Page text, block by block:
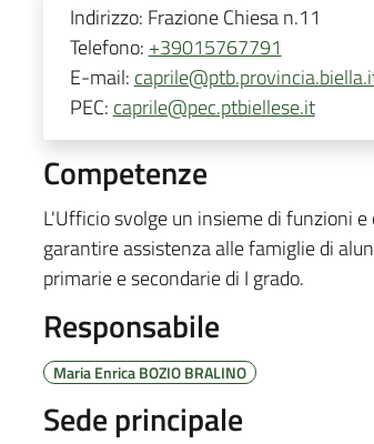
Indirizzo: Frazione Chiesa n.11
Telefono: +39015767791
E-mail:
PEC: caprile@pec.ptbiellese.it
Competenze
L'Ufficio svolge un insieme di funzioni
garantire assistenza alle famiglie di
primarie e secondarie di I grado.
Responsabile
Maria Enrica BOZIO BRALINO
Sede principale